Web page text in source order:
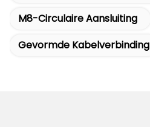
M8-Circulaire Aansluiting
Gevormde Kabelverbinding